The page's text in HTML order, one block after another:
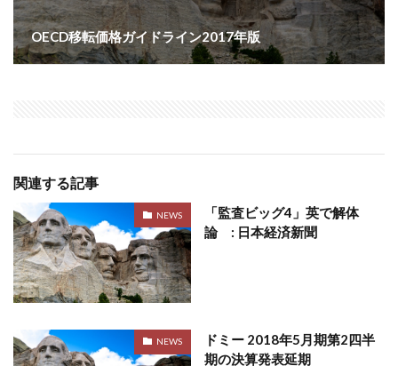
OECD移転価格ガイドライン2017年版
関連する記事
NEWS
「監査ビッグ4」英で解体
論 : 日本経済新聞
NEWS
ドミー 2018年5月期第2四半
期の決算発表延期